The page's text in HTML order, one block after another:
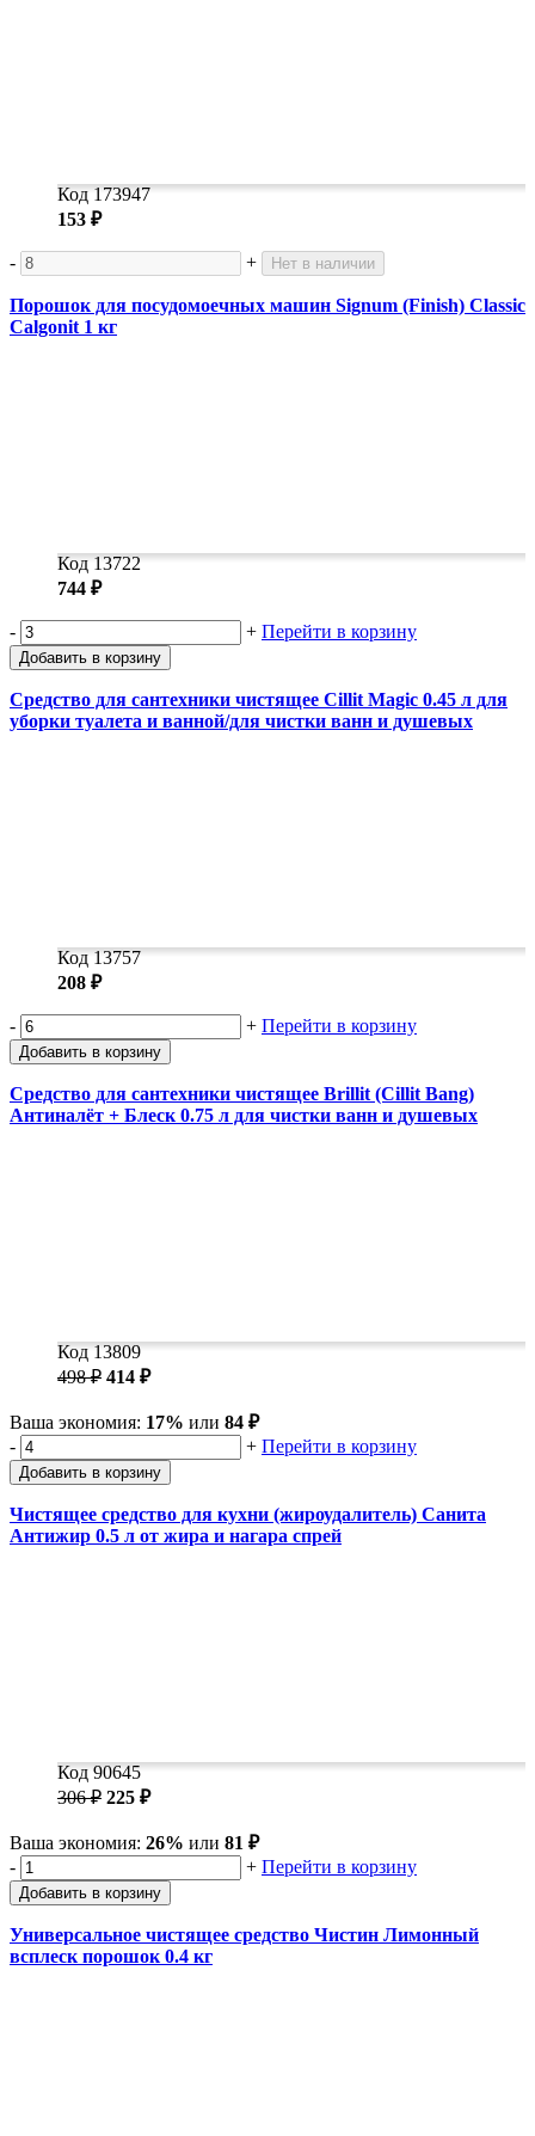
Код 173947
153 ₽
- + Нет в наличии
Порошок для посудомоечных машин Signum (Finish) Classic
Calgonit 1 кг
Код 13722
744 ₽
- + Перейти в корзину
Добавить в корзину
Средство для сантехники чистящее Cillit Magic 0.45 л для
уборки туалета и ванной/для чистки ванн и душевых
Код 13757
208 ₽
- + Перейти в корзину
Добавить в корзину
Средство для сантехники чистящее Brillit (Cillit Bang)
Антиналёт + Блеск 0.75 л для чистки ванн и душевых
Код 13809
498 ₽ 414 ₽
Ваша экономия: 17% или 84 ₽
-
+ Перейти в корзину
Добавить в корзину
Чистящее средство для кухни (жироудалитель) Санита
Антижир 0.5 л от жира и нагара спрей
Код 90645
306 ₽ 225 ₽
Ваша экономия: 26% или 81 ₽
-
+ Перейти в корзину
Добавить в корзину
Универсальное чистящее средство Чистин Лимонный
всплеск порошок 0.4 кг